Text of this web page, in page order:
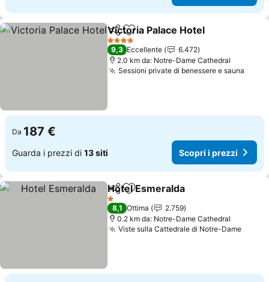
CondividiAggiungi ai preferiti
Victoria Palace Hotel
4 Stelle
9,3 Eccellente
6.472
2.0 km da: Notre-Dame Cathedral
Sessioni private di benessere e sauna
Da 187 €
Guarda i prezzi di 13 siti Scopri i prezzi
CondividiAggiungi ai preferiti
Hotel Esmeralda
1 Stelle
8,1 Ottima
2.759
0.2 km da: Notre-Dame Cathedral
Viste sulla Cattedrale di Notre-Dame